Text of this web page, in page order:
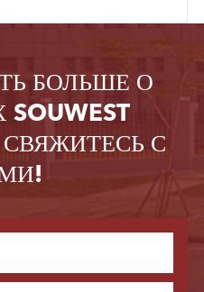
БОЛЬШЕ О
СВЯЖИТЕСЬ С